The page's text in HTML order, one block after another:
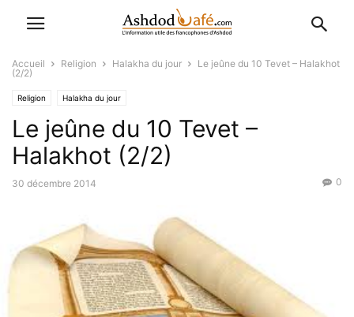
Accueil Religion Halakha du jour
Le jeûne du 10 Tevet – Halakhot
(2/2)
Religion Halakha du jour
Le jeûne du 10 Tevet –
Halakhot (2/2)
30 décembre 2014 0